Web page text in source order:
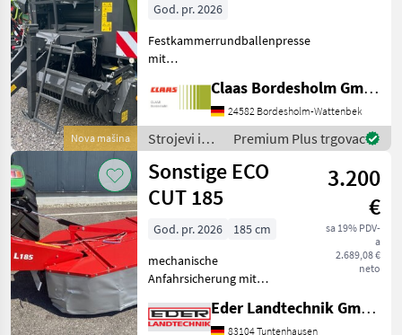
Nova mašina
God. pr. 2026
Festkammerrundballenpresse
mit
1, 25 m Presskammerbreite
1, 20 m / in
Serienausrüstung: Pickup:
Aufnahmebreite 2, 10 m / 4
Zinkenreihen, kurvenb
Claas Bordesholm GmbH
24582 Bordesholm-Wattenbek
Strojevi i
oprema za
travu i
baliranje /
Claas
Premium Plus trgovac
Sonstige ECO
CUT 185
3.200
€
sa 19% PDV-
a
2.689,08 €
neto
God. pr. 2026
185 cm
mechanische
Anfahrsicherung mit
Schnitthöhenverstellung
Eder Landtechnik GmbH
83104 Tuntenhausen